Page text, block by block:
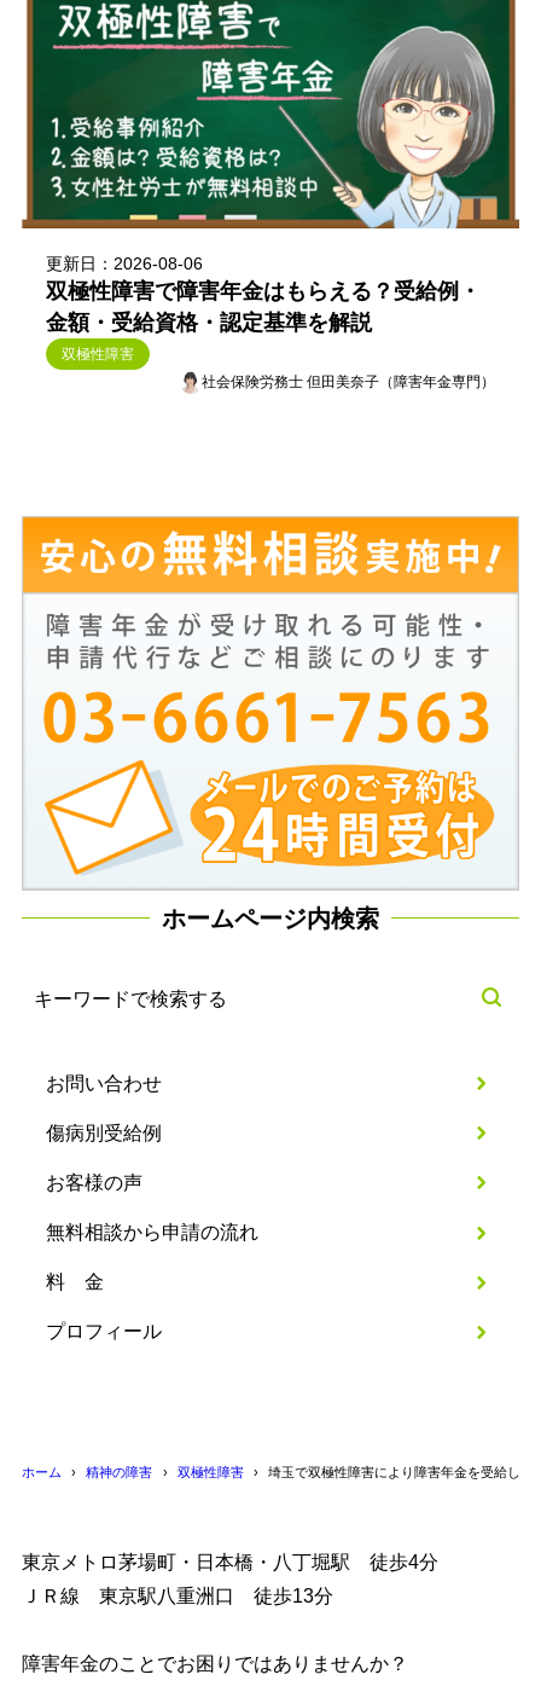
更新日：2026-08-06
双極性障害で障害年金はもらえる？受給例・
金額・受給資格・認定基準を解説
双極性障害
社会保険労務士 但田美奈子（障害年金専門）
ホームページ内検索
お問い合わせ
傷病別受給例
お客様の声
無料相談から申請の流れ
料 金
プロフィール
ホーム 精神の障害 双極性障害 埼玉で双極性障害により障害年金を受給した
東京メトロ茅場町・日本橋・八丁堀駅 徒歩4分
ＪＲ線 東京駅八重洲口 徒歩13分
障害年金のことでお困りではありませんか？